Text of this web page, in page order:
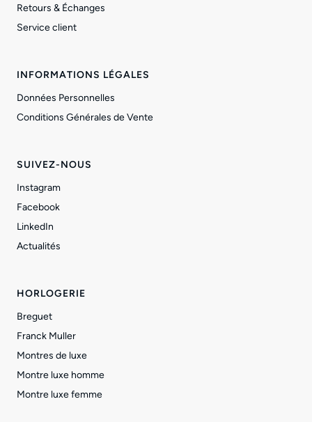
Retours & Échanges
Service client
INFORMATIONS LÉGALES
Données Personnelles
Conditions Générales de Vente
SUIVEZ-NOUS
Instagram
Facebook
LinkedIn
Actualités
HORLOGERIE
Breguet
Franck Muller
Montres de luxe
Montre luxe homme
Montre luxe femme